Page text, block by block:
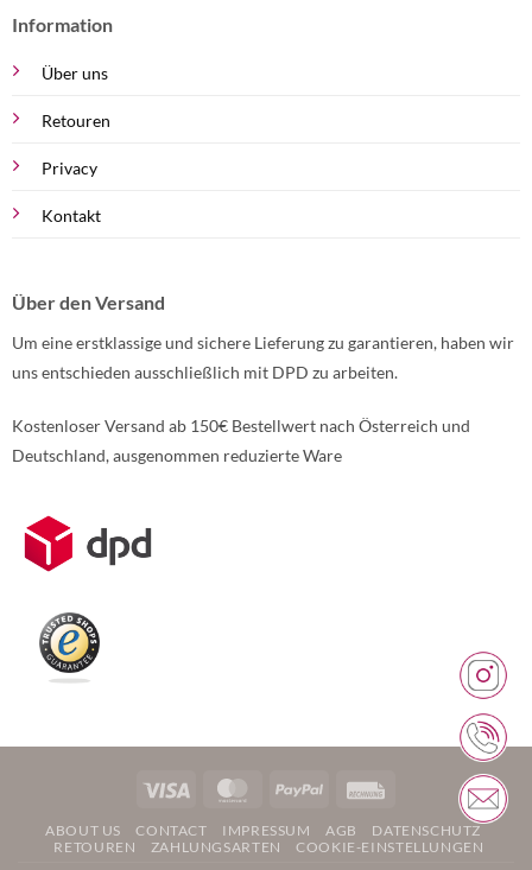
Information
Über uns
Retouren
Privacy
Kontakt
Über den Versand
Um eine erstklassige und sichere Lieferung zu garantieren, haben wir
uns entschieden ausschließlich mit DPD zu arbeiten.
Kostenloser Versand ab 150€ Bestellwert nach Österreich und
Deutschland, ausgenommen reduzierte Ware
Weitere Informationen über den gesperrten Inhalt.
Visa MasterCardPayPal
ABOUT US CONTACT IMPRESSUM AGB
DATENSCHUTZ
RETOUREN
ZAHLUNGSARTEN COOKIE-EINSTELLUNGEN